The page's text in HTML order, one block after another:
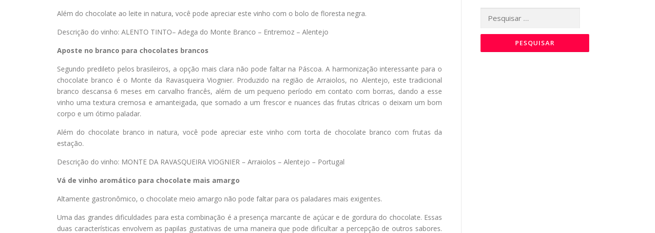
Além do chocolate ao leite in natura, você pode apreciar este vinho com o bolo de floresta negra.
Descrição do vinho: ALENTO TINTO– Adega do Monte Branco – Entremoz – Alentejo
Aposte no branco para chocolates brancos
Segundo predileto pelos brasileiros, a opção mais clara não pode faltar na Páscoa. A harmonização interessante para o
chocolate branco é o Monte da Ravasqueira Viognier. Produzido na região de Arraiolos, no Alentejo, este tradicional
branco descansa 6 meses em carvalho francês, além de um pequeno período em contato com borras, dando a esse
vinho uma textura cremosa e amanteigada, que somado a um frescor e nuances das frutas cítricas o deixam um bom
corpo e um ótimo paladar.
Além do chocolate branco in natura, você pode apreciar este vinho com torta de chocolate branco com frutas da
estação.
Descrição do vinho: MONTE DA RAVASQUEIRA VIOGNIER – Arraiolos – Alentejo – Portugal
Vá de vinho aromático para chocolate mais amargo
Altamente gastronômico, o chocolate meio amargo não pode faltar para os paladares mais exigentes.
Uma das grandes dificuldades para esta combinação é a presença marcante de açúcar e de gordura do chocolate. Essas
duas características envolvem as papilas gustativas de uma maneira que pode dificultar a percepção de outros sabores.
por: